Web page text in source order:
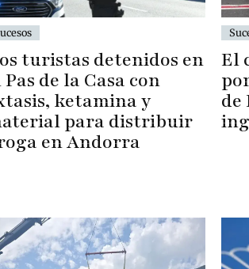
turistas detenidos en
Pas de la Casa con
ketamina y
para distribuir
en Andorra
El
de